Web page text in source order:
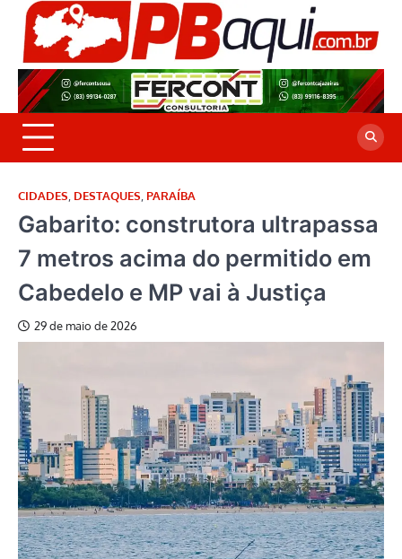
Skip
content
CIDADES DESTAQUES PARAÍBA
Gabarito: construtora ultrapassa
7 metros acima do permitido em
Cabedelo e MP vai à Justiça
29 de maio de 2026